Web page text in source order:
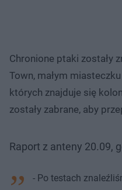
Chronione ptaki zostały
Town, małym
których znajduje się
zostały zabrane, aby
Raport z anteny 20.09,
- Po testach